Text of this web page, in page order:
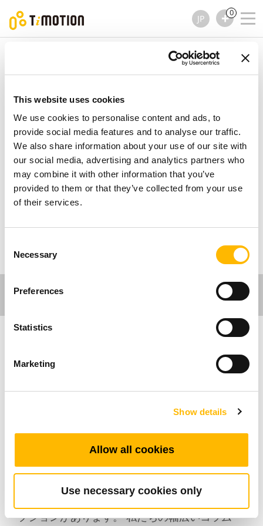
This website uses cookies
We use cookies to personalise content and ads, to
provide social media features and to analyse our traffic.
We also share information about your use of our site with
our social media, advertising and analytics partners who
may combine it with other information that you’ve
provided to them or that they’ve collected from your use
of their services.
Selection
Necessary
Preferences
Statistics
Marketing
Show details
Allow all cookies
Use necessary cookies only
JP
0
TL31S シリーズ
コラム
Ergo Motion
特別に設計されています。 互換性のあるTCシリ
コントロールを備えた複数のTLシリーズリフテ
ィングコラムを使用すると、同期動作で静かで
滑らかに動かすことができます。 エルゴモーシ
ョンTCシリーズコントロールボックスには、消
プションがあります。 私たちの幅広いコラム